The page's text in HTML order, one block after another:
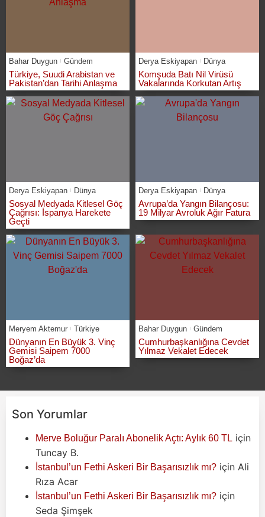
Bahar Duygun Gündem
Türkiye, Suudi Arabistan ve
Pakistan’dan Tarihi Anlaşma
Derya Eskiyapan Dünya
Komşuda Batı Nil Virüsü
Vakalarında Korkutan Artış
Derya Eskiyapan Dünya
Sosyal Medyada Kitlesel Göç
Çağrısı: İspanya Harekete
Geçti
Derya Eskiyapan Dünya
Avrupa’da Yangın Bilançosu:
19 Milyar Avroluk Ağır Fatura
Meryem Aktemur Türkiye
Dünyanın En Büyük 3. Vinç
Gemisi Saipem 7000
Boğaz’da
Bahar Duygun Gündem
Cumhurbaşkanlığına Cevdet
Yılmaz Vekalet Edecek
Son Yorumlar
Merve Boluğur Paralı Abonelik Açtı: Aylık 60 TL için
Tuncay B.
İstanbul’un Fethi Askeri Bir Başarısızlık mı? için Ali
Rıza Acar
İstanbul’un Fethi Askeri Bir Başarısızlık mı? için
Seda Şimşek